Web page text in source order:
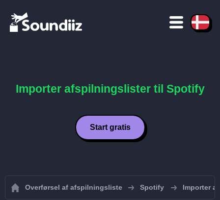
Importer afspilningslister til Spotify
Start gratis
Overførsel af afspilningsliste Spotify Importer